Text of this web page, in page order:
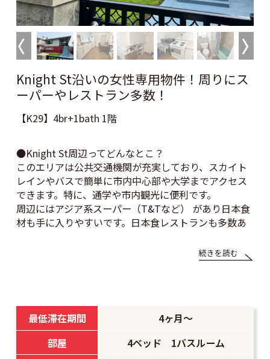
Knight St沿いの女性専用物件！周りにス
ーパーやレストラン多数！
【K29】4br+1bath 1階
●Knight St周辺ってどんなとこ？
このエリアは公共交通機関が充実しており、スカイト
レインやバスで簡単に市内中心部や大学までアクセス
できます。特に、通学や市内観光に便利です。
周辺にはアジア系スーパー（T&Tなど） があり日本食
材も手に入りやすいです。日本食レストランも多数あ
近くに大きな公園があり、ジョギングや散歩を楽しむ
半ベースメントに全4部屋ある女性専用物件です。
キッチンは最大4名でのシェアになります。
隣に小学校や公園があるのでとても治安がいい場所に
なります。
最低滞在期間
4ヶ月〜
部屋
4ベッド 1バスルーム